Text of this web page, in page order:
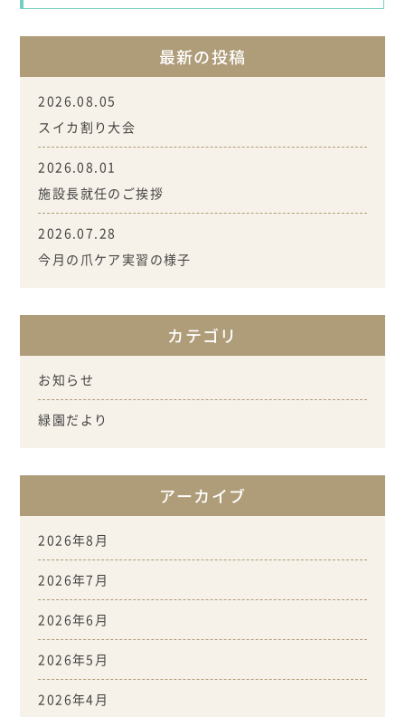
最新の投稿
2026.08.05
スイカ割り大会
2026.08.01
施設長就任のご挨拶
2026.07.28
今月の爪ケア実習の様子
カテゴリ
お知らせ
緑園だより
アーカイブ
2026年8月
2026年7月
2026年6月
2026年5月
2026年4月